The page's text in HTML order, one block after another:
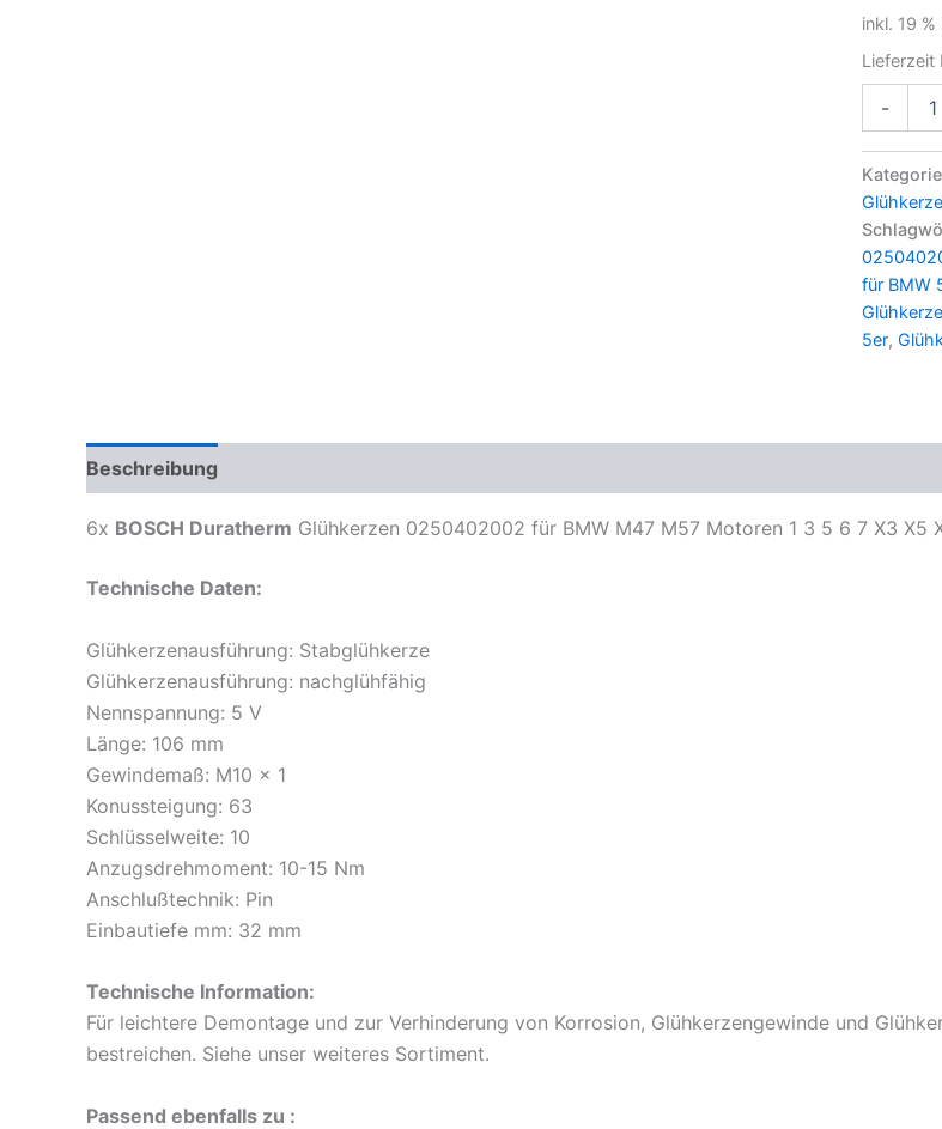
inkl. 19
Lieferzeit
-
Glühkerzen
f.
BMW
M47
M57
BMW
1
Nr.
für BMW
5er,
Beschreibung
6x BOSCH Duratherm Glühkerzen 0250402002 für BMW M47 M57 Motoren 1 3 5 6 7 X3 X5
Technische Daten:
Glühkerzenausführung: Stabglühkerze
Glühkerzenausführung: nachglühfähig
Nennspannung: 5 V
Länge: 106 mm
Gewindemaß: M10 x 1
Konussteigung: 63
Schlüsselweite: 10
Anzugsdrehmoment: 10-15 Nm
Anschlußtechnik: Pin
Einbautiefe mm: 32 mm
Technische Information:
Für leichtere Demontage und zur Verhinderung von Korrosion, Glühkerzengewinde und
bestreichen. Siehe unser weiteres Sortiment.
Passend ebenfalls zu :